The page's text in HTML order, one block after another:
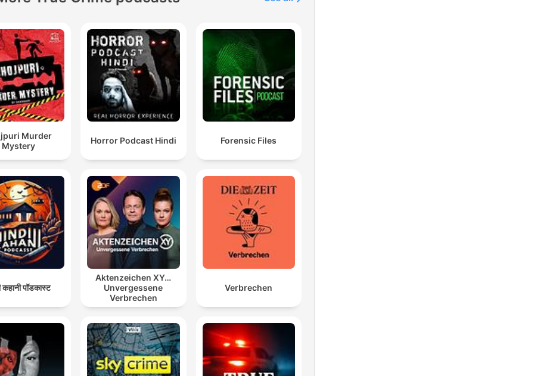
Esto es mucho más que una escena de terror
metáfora política demoledora sobre los límites del
poder.
00:24:16 · El autor interpreta la escena final de Don Giovanni
como un mensaje sobre la justicia frente a los abusos de la élite.
Murder
Mystery
Horror Podcast Hindi Forensic Files
कहानी पॉडकास्ट
Aktenzeichen XY…
Unvergessene
Verbrechen
Verbrechen